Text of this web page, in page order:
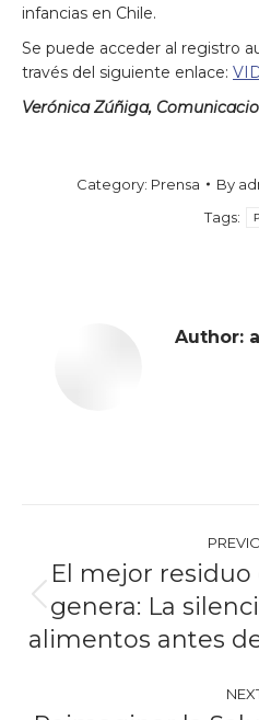
infancias en Chile.
Se puede acceder al registro
través del siguiente enlace:
Verónica Zúñiga,
Category: Prensa By
Tags:
Author:
navigation
El mejor residuo
genera: La
alimentos antes